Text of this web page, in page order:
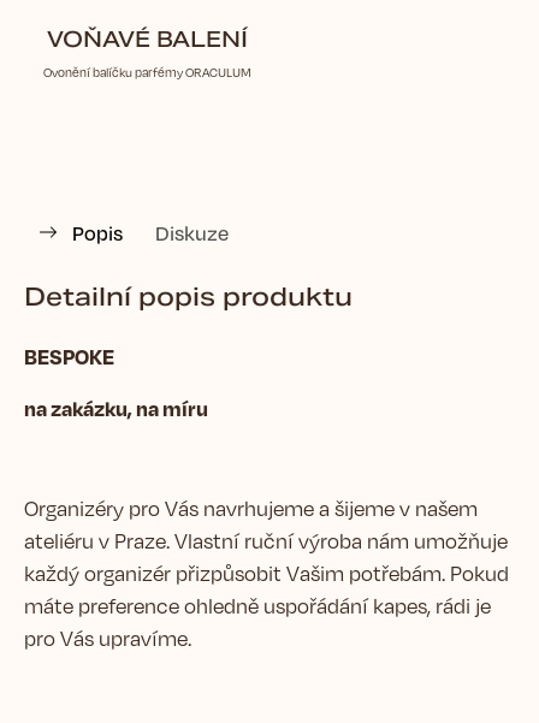
VOŇAVÉ BALENÍ
Ovonění balíčku parfémy ORACULUM
Popis Diskuze
Detailní popis produktu
BESPOKE
na zakázku, na míru
Organizéry pro Vás navrhujeme a šijeme v našem
ateliéru v Praze. Vlastní ruční výroba nám umožňuje
každý organizér přizpůsobit Vašim potřebám. Pokud
máte preference ohledně uspořádání kapes, rádi je
pro Vás upravíme.